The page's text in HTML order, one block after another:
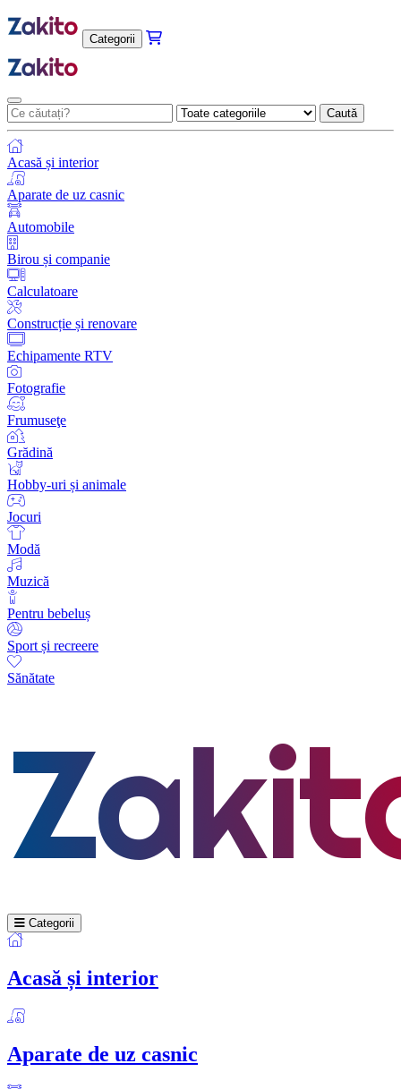
Categorii
Caută
Acasă și interior
Aparate de uz casnic
Automobile
Birou și companie
Calculatoare
Construcție și renovare
Echipamente RTV
Fotografie
Frumuseţe
Grădină
Hobby-uri și animale
Jocuri
Modă
Muzică
Pentru bebeluș
Sport și recreere
Sănătate
Categorii
Acasă și interior
Aparate de uz casnic